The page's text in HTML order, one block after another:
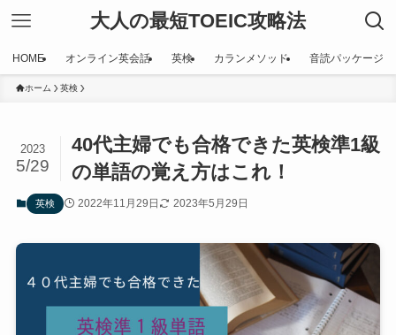
大人の最短TOEIC攻略法
HOME オンライン英会話 英検 カランメソッド 音読パッケージ
ホーム 英検
40代主婦でも合格できた英検準1級
の単語の覚え方はこれ！
2023
5/29
英検 2022年11月29日 2023年5月29日